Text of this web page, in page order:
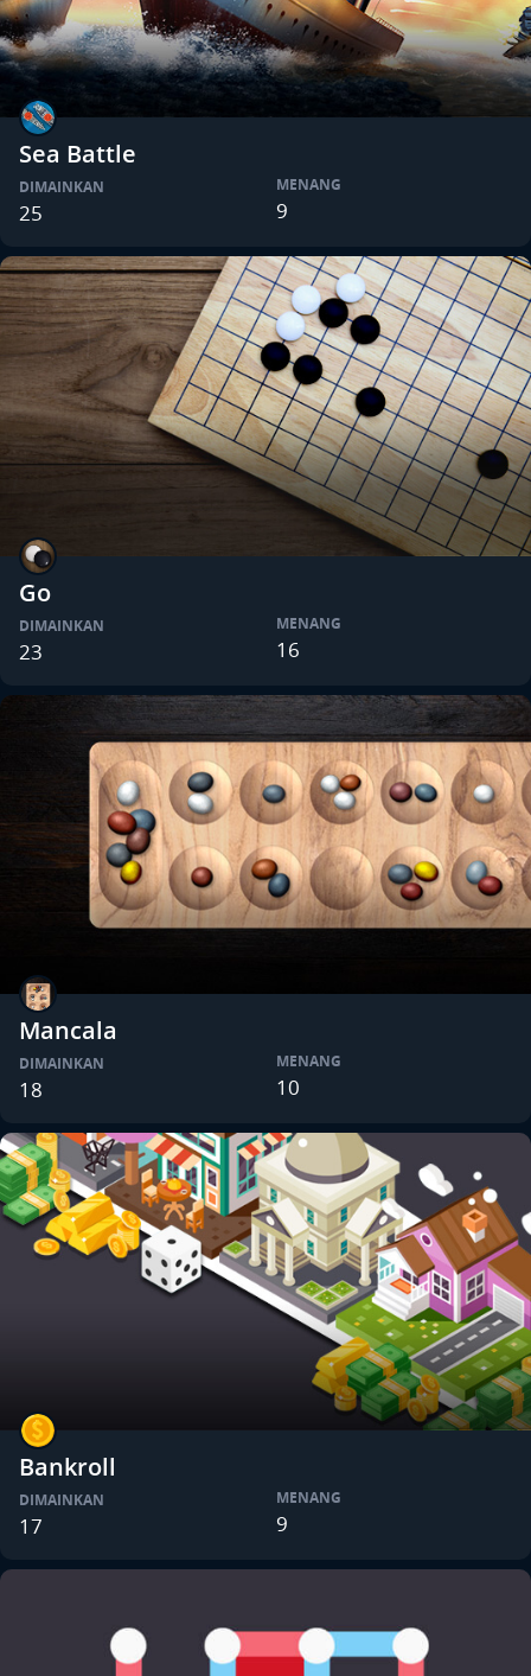
Sea Battle
DIMAINKAN
25
MENANG
9
Go
DIMAINKAN
23
MENANG
16
Mancala
DIMAINKAN
18
MENANG
10
Bankroll
DIMAINKAN
17
MENANG
9